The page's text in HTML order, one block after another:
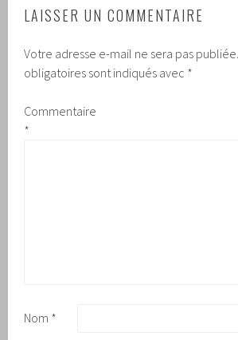
LAISSER UN COMMENTAIRE
Votre adresse e-mail ne sera pas publiée.
obligatoires sont indiqués avec *
Commentaire
*
Nom *